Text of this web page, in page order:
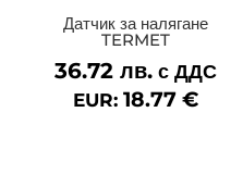
Датчик за налягане
TERMET
36.72лв. с ДДС
EUR:18.77€